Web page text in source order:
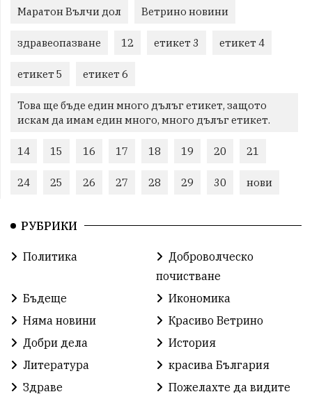
Маратон Вълчи дол Ветрино новини
здравеопазване 12 етикет 3 етикет 4
етикет 5 етикет 6
Това ще бъде един много дълъг етикет, защото
искам да имам един много, много дълъг етикет.
14 15 16 17 18 19 20 21
24 25 26 27 28 29 30 нови
РУБРИКИ
Политика
Доброволческо
почистване
Бъдеще
Икономика
Няма новини
Красиво Ветрино
Добри дела
История
Литература
красива България
Здраве
Пожелахте да видите